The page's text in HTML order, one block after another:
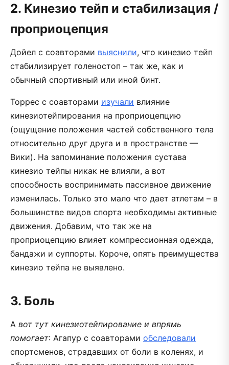
2. Кинезио тейп и стабилизация /
проприоцепция
Дойел с соавторами выяснили, что кинезио тейп
стабилизирует голеностоп – так же, как и
обычный спортивный или иной бинт.
Торрес с соавторами изучали влияние
кинезиотейпирования на проприоцепцию
(ощущение положения частей собственного тела
относительно друг друга и в пространстве —
Вики). На запоминание положения сустава
кинезио тейпы никак не влияли, а вот
способность воспринимать пассивное движение
изменилась. Только это мало что дает атлетам – в
большинстве видов спорта необходимы активные
движения. Добавим, что так же на
проприоцепцию влияет компрессионная одежда,
бандажи и суппорты. Короче, опять преимущества
кинезио тейпа не выявлено.
3. Боль
А вот тут кинезиотейпирование и впрямь
помогает: Агапур с соавторами обследовали
спортсменов, страдавших от боли в коленях, и